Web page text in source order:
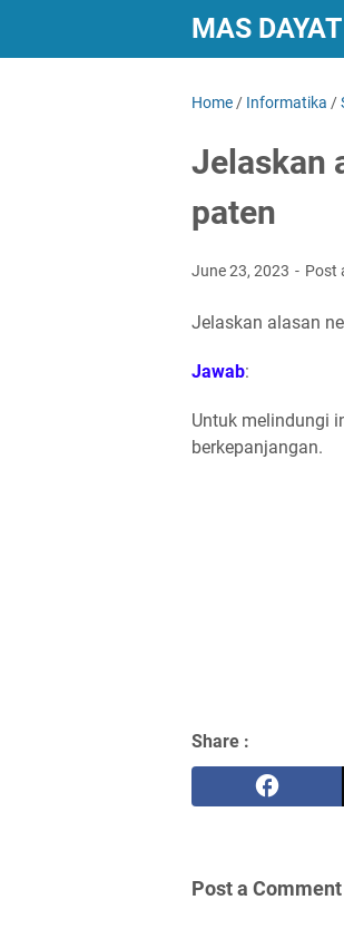
MAS DAYAT
Home / Informatika /
Jelaskan
paten
June 23, 2023 Post
Jelaskan alasan
Jawab:
Untuk melindungi
berkepanjangan.
Share :
Post a